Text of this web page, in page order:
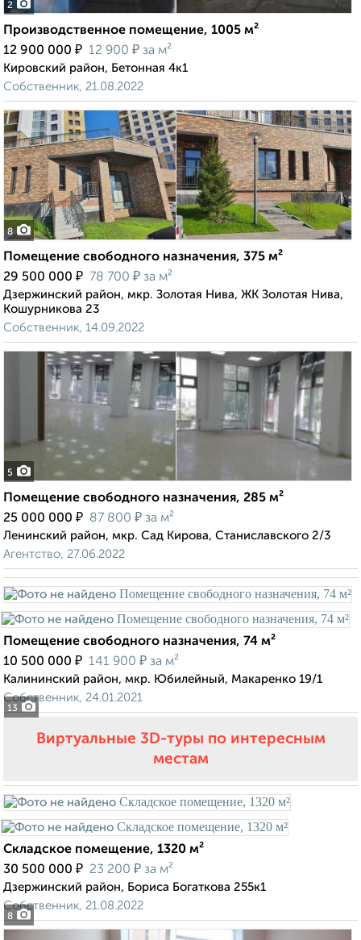
2
Производственное помещение, 1005 м²
12 900 000 ₽ 12 900 ₽ за м²
Кировский район, Бетонная 4к1
Собственник, 21.08.2022
8
Помещение свободного назначения, 375 м²
29 500 000 ₽ 78 700 ₽ за м²
Дзержинский район, мкр. Золотая Нива, ЖК Золотая Нива,
Кошурникова 23
Собственник, 14.09.2022
5
Помещение свободного назначения, 285 м²
25 000 000 ₽ 87 800 ₽ за м²
Ленинский район, мкр. Сад Кирова, Станиславского 2/3
Агентство, 27.06.2022
13
Помещение свободного назначения, 74 м²
10 500 000 ₽ 141 900 ₽ за м²
Калининский район, мкр. Юбилейный, Макаренко 19/1
Собственник, 24.01.2021
Виртуальные 3D-туры по интересным
местам
8
Складское помещение, 1320 м²
30 500 000 ₽ 23 200 ₽ за м²
Дзержинский район, Бориса Богаткова 255к1
Собственник, 21.08.2022